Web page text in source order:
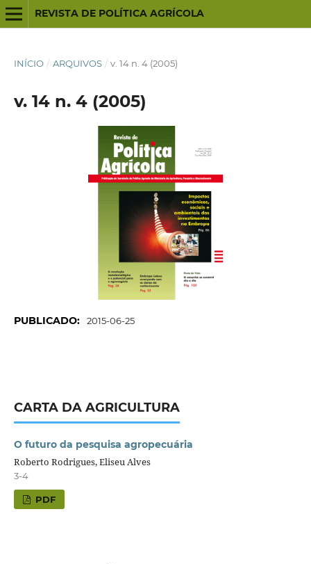
REVISTA DE POLÍTICA AGRÍCOLA
INÍCIO / ARQUIVOS / v. 14 n. 4 (2005)
v. 14 n. 4 (2005)
PUBLICADO: 2015-06-25
CARTA DA AGRICULTURA
O futuro da pesquisa agropecuária
Roberto Rodrigues, Eliseu Alves
3-4
PDF